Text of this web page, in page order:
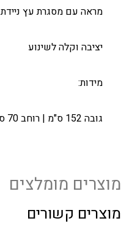
מראה עם מסגרת עץ ניידת
יציבה וקלה לשינוע
מידות:
גובה 152 ס"מ | רוחב 70 ס"מ | עומק 50 ס"מ
מוצרים מומלצים
מוצרים קשורים